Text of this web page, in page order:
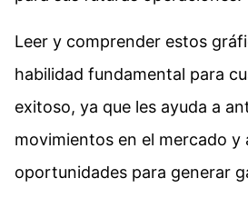
Leer y comprender estos
habilidad fundamental para
exitoso, ya que les ayuda a
movimientos en el mercado y
oportunidades para generar